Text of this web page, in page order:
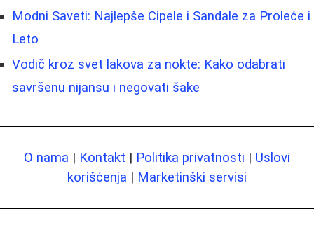
Modni Saveti: Najlepše Cipele i Sandale za Proleće i
Leto
Vodič kroz svet lakova za nokte: Kako odabrati
savršenu nijansu i negovati šake
O nama | Kontakt | Politika privatnosti | Uslovi
korišćenja | Marketinški servisi